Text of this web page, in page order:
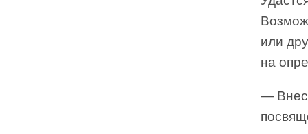
или
на
—